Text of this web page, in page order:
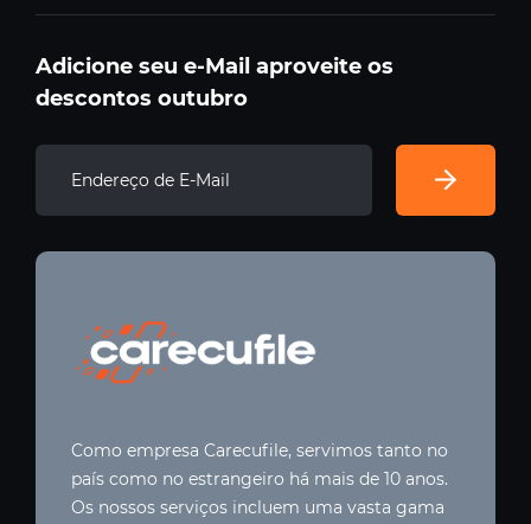
Adicione seu e-Mail aproveite os
descontos outubro
Como empresa Carecufile, servimos tanto no
país como no estrangeiro há mais de 10 anos.
Os nossos serviços incluem uma vasta gama